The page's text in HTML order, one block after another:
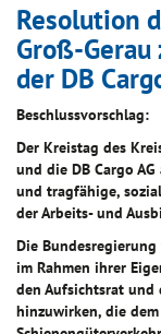
Resolution
Groß-
der DB
Beschlussvorschlag:
Der Kreistag des
und die DB Cargo
und tragfähige,
der Arbeits- und
Die
im Rahmen ihrer
den Aufsichtsrat und
hinzuwirken, die